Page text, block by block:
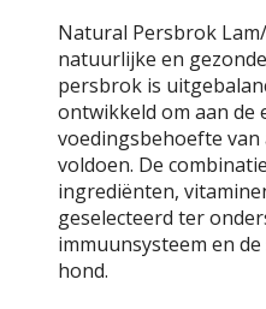
Natural Persbrok
natuurlijke en
persbrok is
ontwikkeld om aan de
voedingsbehoefte van
voldoen. De
ingrediënten,
geselecteerd ter
immuunsysteem en
hond.